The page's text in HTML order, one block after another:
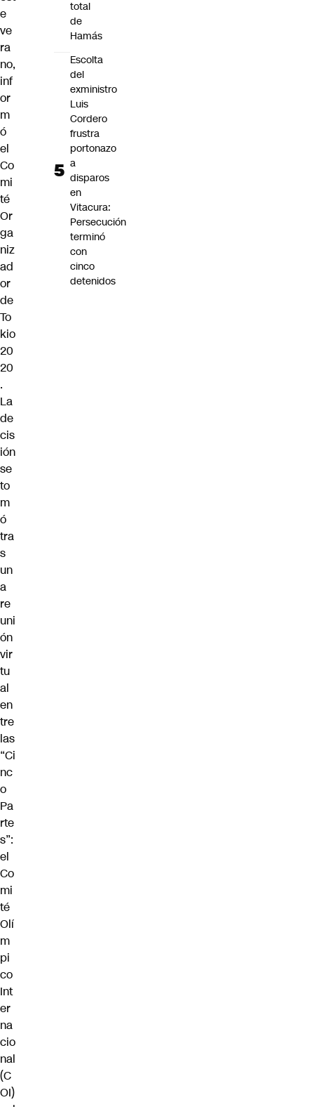
e
ve
ra
no,
inf
or
m
ó
el
Co
mi
té
Or
ga
niz
ad
or
de
To
kio
20
20
.
La
de
cis
ión
se
to
m
ó
tra
s
un
a
re
uni
ón
vir
tu
al
en
tre
las
“Ci
nc
o
Pa
rte
s”:
el
Co
mi
té
Olí
m
pi
co
Int
er
na
cio
nal
(C
OI)
total
de
Hamás
Escolta
del
exministro
Luis
Cordero
frustra
portonazo
a
disparos
en
Vitacura:
Persecución
terminó
con
cinco
detenidos